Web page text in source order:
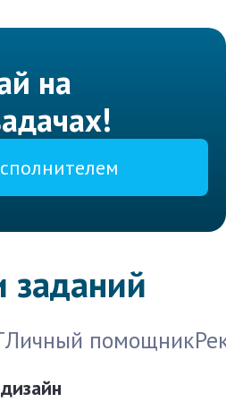
на
заданий
Личный помощник